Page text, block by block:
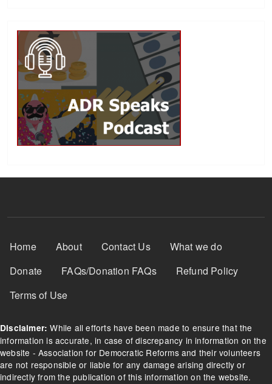
Footer Menu
Home About Contact Us
What we do
Donate
FAQs/Donation FAQs
Refund Policy
Terms of Use
Disclaimer: While all efforts have been made to ensure that the
information is accurate, in case of discrepancy in information on the
website - Association for Democratic Reforms and their volunteers
are not responsible or liable for any damage arising directly or
indirectly from the publication of this information on the website.